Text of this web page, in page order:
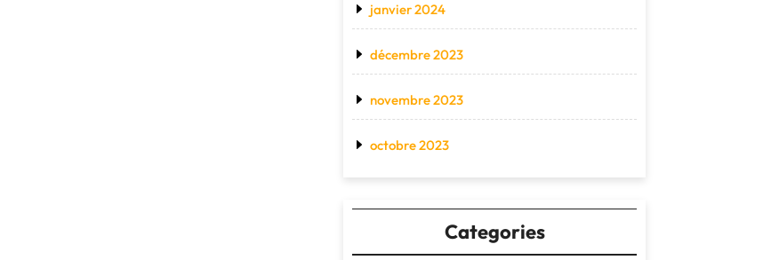
janvier 2024
décembre 2023
novembre 2023
octobre 2023
Categories